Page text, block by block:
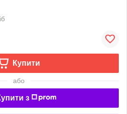
Купити
або
з